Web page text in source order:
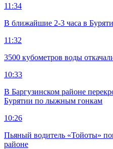
11:34
В ближайшие 2-3 часа в
11:32
3500 кубометров воды
10:33
В Баргузинском районе
Бурятии по лыжным гонкам
10:26
Пьяный водитель «Тойоты»
районе